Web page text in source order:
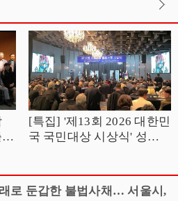
[특집] '제13회 2026 대한민
국 국민대상 시상식' 성황
로 둔갑한 불법사채… 서울시,